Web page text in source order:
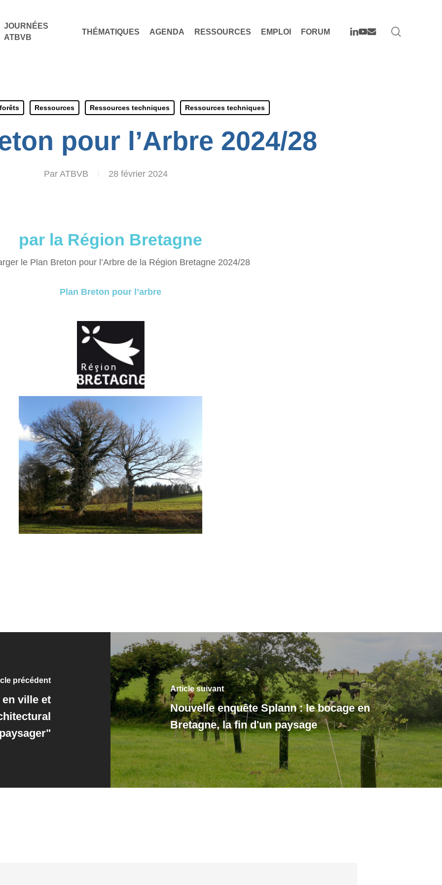
JOURNÉES
ATBVB
THÉMATIQUES AGENDA RESSOURCES EMPLOI FORUM LINKEDIN
YOUTUBE
EMAIL
Ressources Ressources techniques Ressources techniques
pour l’Arbre 2024/28
Par ATBVB 28 février 2024
par la Région Bretagne
le Plan Breton pour l’Arbre de la Région Bretagne 2024/28
Plan Breton pour l’arbre
précédent
ville et
Article suivant
Nouvelle enquête Splann : le bocage en
Bretagne, la fin d'un paysage